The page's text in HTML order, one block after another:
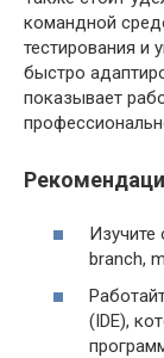
командной
тестирования и
быстро
показывает
branch,
(IDE),